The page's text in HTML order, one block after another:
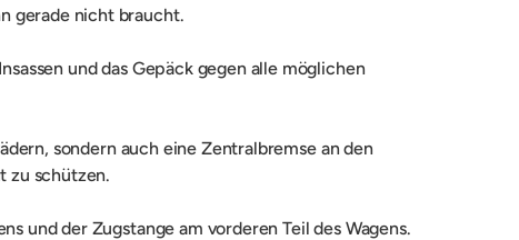
gerade nicht braucht.
und das Gepäck gegen alle möglichen
sondern auch eine Zentralbremse an den
zu schützen.
und der Zugstange am vorderen Teil des Wagens.